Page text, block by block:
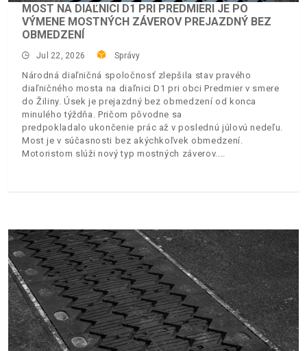
MOST NA DIAĽNICI D1 PRI PREDMIERI JE PO
VÝMENE MOSTNÝCH ZÁVEROV PREJAZDNÝ BEZ
OBMEDZENÍ
Jul 22, 2026 Správy
Národná diaľničná spoločnosť zlepšila stav pravého
diaľničného mosta na diaľnici D1 pri obci Predmier v smere
do Žiliny. Úsek je prejazdný bez obmedzení od konca
minulého týždňa. Pričom pôvodne sa
predpokladalo ukončenie prác až v poslednú júlovú nedeľu.
Most je v súčasnosti bez akýchkoľvek obmedzení.
Motoristom slúži nový typ mostných záverov.